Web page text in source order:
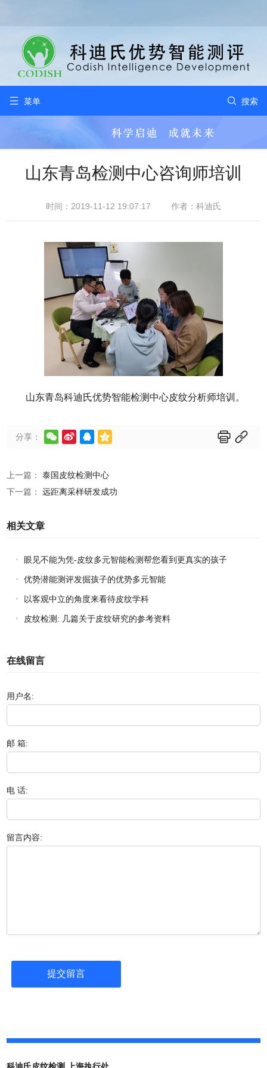
 菜单  搜索
山东青岛检测中心咨询师培训
时间：2019-11-12 19:07:17 作者：科迪氏
山东青岛科迪氏优势智能检测中心皮纹分析师培训。
分享：      
上一篇：泰国皮纹检测中心
下一篇：远距离采样研发成功
相关文章
眼见不能为凭-皮纹多元智能检测帮您看到更真实的孩子
优势潜能测评发掘孩子的优势多元智能
以客观中立的角度来看待皮纹学科
皮纹检测: 几篇关于皮纹研究的参考资料
在线留言
用户名:
邮 箱:
电 话:
留言内容: